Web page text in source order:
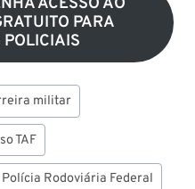
PARA
militar
TAF
Polícia Rodoviária Federal